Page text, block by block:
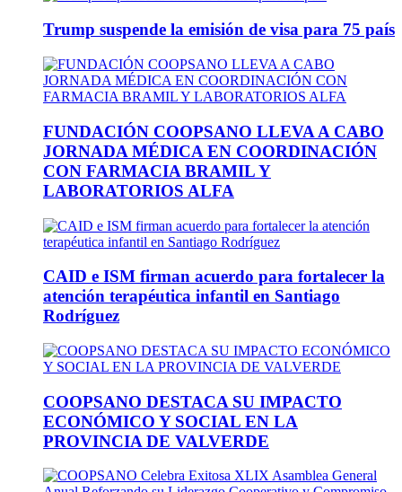
Trump suspende la emisión de visa para 75 país
FUNDACIÓN COOPSANO LLEVA A CABO
JORNADA MÉDICA EN COORDINACIÓN
CON FARMACIA BRAMIL Y
LABORATORIOS ALFA
CAID e ISM firman acuerdo para fortalecer la
atención terapéutica infantil en Santiago
Rodríguez
COOPSANO DESTACA SU IMPACTO
ECONÓMICO Y SOCIAL EN LA
PROVINCIA DE VALVERDE